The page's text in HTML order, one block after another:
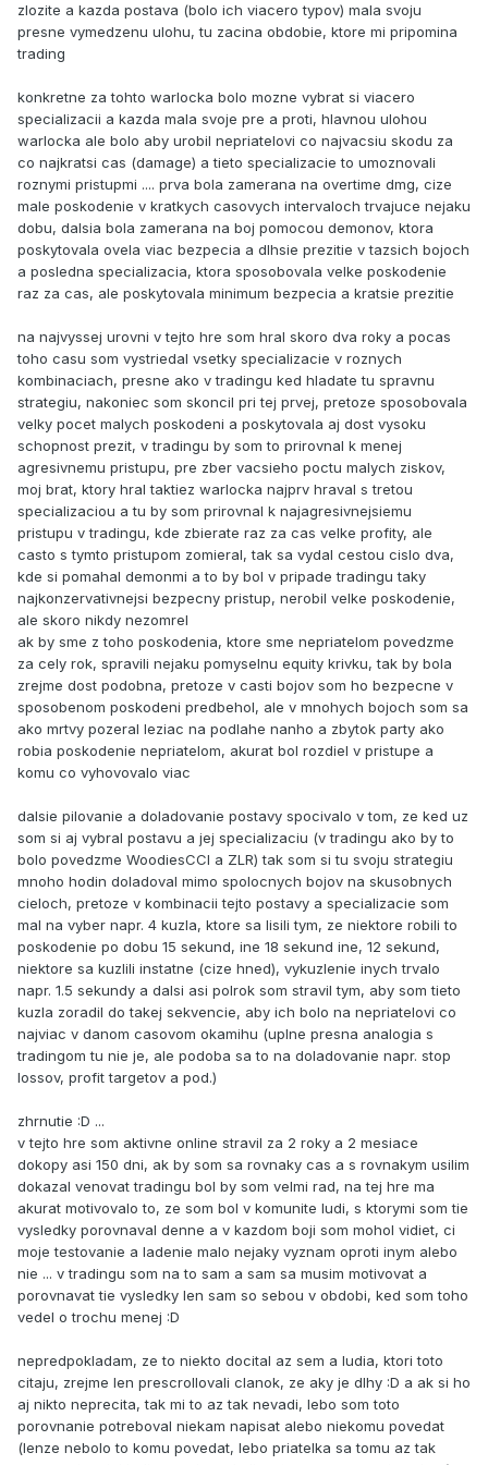
zlozite a kazda postava (bolo ich viacero typov) mala svoju
presne vymedzenu ulohu, tu zacina obdobie, ktore mi pripomina
trading
konkretne za tohto warlocka bolo mozne vybrat si viacero
specializacii a kazda mala svoje pre a proti, hlavnou ulohou
warlocka ale bolo aby urobil nepriatelovi co najvacsiu skodu za
co najkratsi cas (damage) a tieto specializacie to umoznovali
roznymi pristupmi .... prva bola zamerana na overtime dmg, cize
male poskodenie v kratkych casovych intervaloch trvajuce nejaku
dobu, dalsia bola zamerana na boj pomocou demonov, ktora
poskytovala ovela viac bezpecia a dlhsie prezitie v tazsich bojoch
a posledna specializacia, ktora sposobovala velke poskodenie
raz za cas, ale poskytovala minimum bezpecia a kratsie prezitie
na najvyssej urovni v tejto hre som hral skoro dva roky a pocas
toho casu som vystriedal vsetky specializacie v roznych
kombinaciach, presne ako v tradingu ked hladate tu spravnu
strategiu, nakoniec som skoncil pri tej prvej, pretoze sposobovala
velky pocet malych poskodeni a poskytovala aj dost vysoku
schopnost prezit, v tradingu by som to prirovnal k menej
agresivnemu pristupu, pre zber vacsieho poctu malych ziskov,
moj brat, ktory hral taktiez warlocka najprv hraval s tretou
specializaciou a tu by som prirovnal k najagresivnejsiemu
pristupu v tradingu, kde zbierate raz za cas velke profity, ale
casto s tymto pristupom zomieral, tak sa vydal cestou cislo dva,
kde si pomahal demonmi a to by bol v pripade tradingu taky
najkonzervativnejsi bezpecny pristup, nerobil velke poskodenie,
ale skoro nikdy nezomrel
ak by sme z toho poskodenia, ktore sme nepriatelom povedzme
za cely rok, spravili nejaku pomyselnu equity krivku, tak by bola
zrejme dost podobna, pretoze v casti bojov som ho bezpecne v
sposobenom poskodeni predbehol, ale v mnohych bojoch som sa
ako mrtvy pozeral leziac na podlahe nanho a zbytok party ako
robia poskodenie nepriatelom, akurat bol rozdiel v pristupe a
komu co vyhovovalo viac
dalsie pilovanie a doladovanie postavy spocivalo v tom, ze ked uz
som si aj vybral postavu a jej specializaciu (v tradingu ako by to
bolo povedzme WoodiesCCI a ZLR) tak som si tu svoju strategiu
mnoho hodin doladoval mimo spolocnych bojov na skusobnych
cieloch, pretoze v kombinacii tejto postavy a specializacie som
mal na vyber napr. 4 kuzla, ktore sa lisili tym, ze niektore robili to
poskodenie po dobu 15 sekund, ine 18 sekund ine, 12 sekund,
niektore sa kuzlili instatne (cize hned), vykuzlenie inych trvalo
napr. 1.5 sekundy a dalsi asi polrok som stravil tym, aby som tieto
kuzla zoradil do takej sekvencie, aby ich bolo na nepriatelovi co
najviac v danom casovom okamihu (uplne presna analogia s
tradingom tu nie je, ale podoba sa to na doladovanie napr. stop
lossov, profit targetov a pod.)
zhrnutie :D ...
v tejto hre som aktivne online stravil za 2 roky a 2 mesiace
dokopy asi 150 dni, ak by som sa rovnaky cas a s rovnakym usilim
dokazal venovat tradingu bol by som velmi rad, na tej hre ma
akurat motivovalo to, ze som bol v komunite ludi, s ktorymi som tie
vysledky porovnaval denne a v kazdom boji som mohol vidiet, ci
moje testovanie a ladenie malo nejaky vyznam oproti inym alebo
nie ... v tradingu som na to sam a sam sa musim motivovat a
porovnavat tie vysledky len sam so sebou v obdobi, ked som toho
vedel o trochu menej :D
nepredpokladam, ze to niekto docital az sem a ludia, ktori toto
citaju, zrejme len prescrollovali clanok, ze aky je dlhy :D a ak si ho
aj nikto neprecita, tak mi to az tak nevadi, lebo som toto
porovnanie potreboval niekam napisat alebo niekomu povedat
(lenze nebolo to komu povedat, lebo priatelka sa tomu az tak